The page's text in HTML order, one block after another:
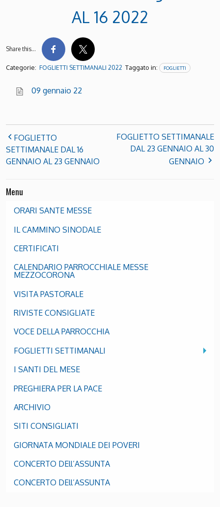
AL 16 2022
Share this…
Categorie: FOGLIETTI SETTIMANALI 2022 Taggato in: FOGLIETTI
09 gennaio 22
FOGLIETTO
SETTIMANALE DAL 16
GENNAIO AL 23 GENNAIO
FOGLIETTO SETTIMANALE
DAL 23 GENNAIO AL 30
GENNAIO
Menu
ORARI SANTE MESSE
IL CAMMINO SINODALE
CERTIFICATI
CALENDARIO PARROCCHIALE MESSE
MEZZOCORONA
VISITA PASTORALE
RIVISTE CONSIGLIATE
VOCE DELLA PARROCCHIA
FOGLIETTI SETTIMANALI
I SANTI DEL MESE
PREGHIERA PER LA PACE
ARCHIVIO
SITI CONSIGLIATI
GIORNATA MONDIALE DEI POVERI
CONCERTO DEll’ASSUNTA
CONCERTO DEll’ASSUNTA